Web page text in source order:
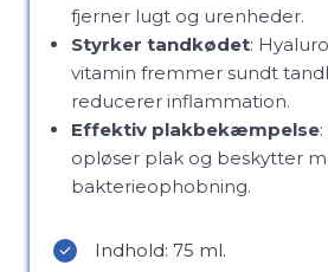
fjerner lugt og urenheder.
Styrker tandkødet:
vitamin fremmer sundt
reducerer inflammation.
Effektiv plakbekæmpelse
opløser plak og beskytter
bakterieophobning.
Indhold: 75 ml.